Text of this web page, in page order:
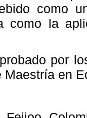
como
como la
por
Maestría en